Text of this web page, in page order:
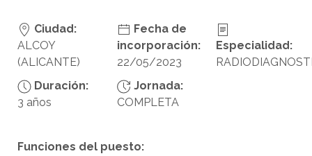
Ciudad:
ALCOY
(ALICANTE)
Fecha de
incorporación:
22/05/2023
Especialidad:
Duración:
3 años
Jornada:
COMPLETA
Funciones del puesto: